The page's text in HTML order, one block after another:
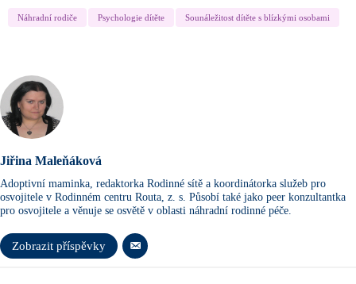
Náhradní rodiče Psychologie dítěte Sounáležitost dítěte s blízkými osobami
Jiřina Maleňáková
Adoptivní maminka, redaktorka Rodinné sítě a koordinátorka služeb pro
osvojitele v Rodinném centru Routa, z. s. Působí také jako peer konzultantka
pro osvojitele a věnuje se osvětě v oblasti náhradní rodinné péče.
Zobrazit příspěvky